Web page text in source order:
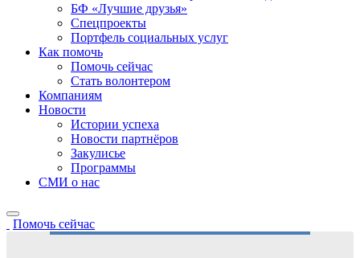
БФ «Лучшие друзья»
Спецпроекты
Портфель социальных услуг
Как помочь
Помочь сейчас
Стать волонтером
Компаниям
Новости
Истории успеха
Новости партнёров
Закулисье
Программы
СМИ о нас
Помочь сейчас